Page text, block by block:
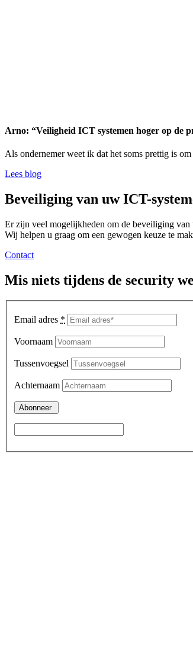
Arno: “Veiligheid ICT systemen hoger op de
Als ondernemer weet ik dat het soms prettig is
Lees blog
Beveiliging van uw ICT-
Er zijn veel mogelijkheden om de beveiliging
Wij helpen u graag om een gewogen keuze te
Contact
Mis niets tijdens de security
Email adres *
Voornaam
Tussenvoegsel
Achternaam